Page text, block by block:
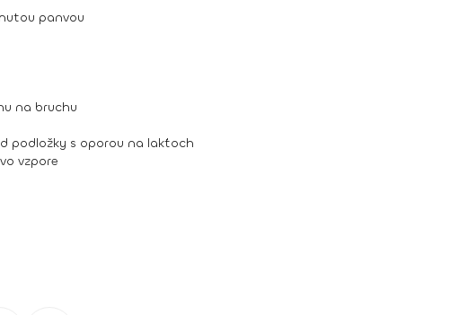
panvou
na bruchu
podložky s oporou na lakťoch
vzpore